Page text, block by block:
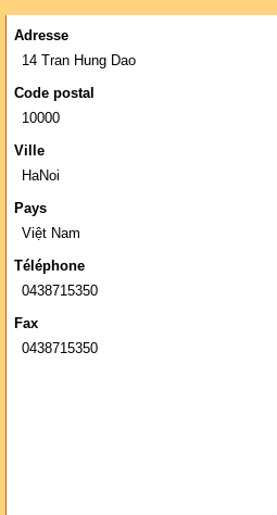
Adresse
14 Tran Hung Dao
Code postal
10000
Ville
HaNoi
Pays
Việt Nam
Téléphone
0438715350
Fax
0438715350